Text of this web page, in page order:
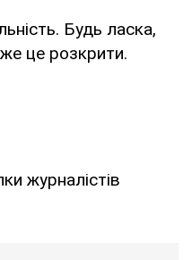
Будь ласка,
це розкрити.
журналістів